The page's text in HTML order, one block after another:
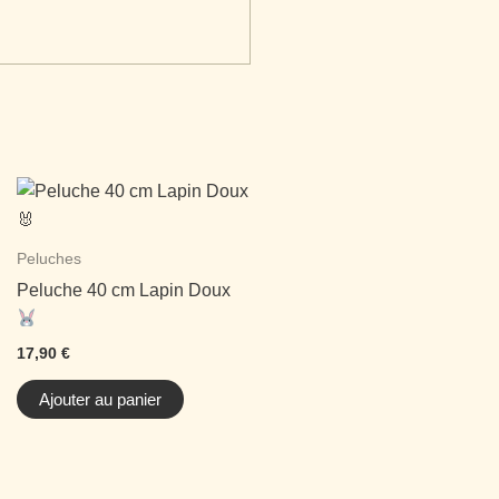
Peluches
Peluche 40 cm Lapin Doux
17,90€
Ajouter au panier